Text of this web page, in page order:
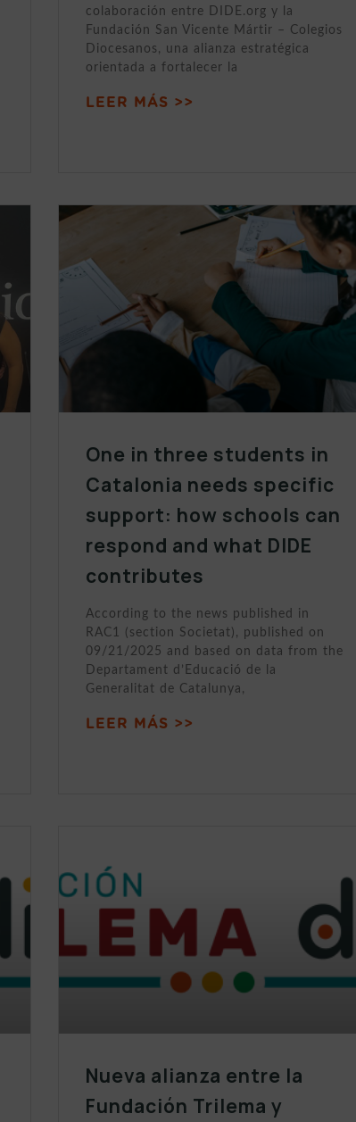
colaboración entre DIDE.org y la
Fundación San Vicente Mártir – Colegios
Diocesanos, una alianza estratégica
orientada a fortalecer la
LEER MÁS >>
One in three students in
Catalonia needs specific
support: how schools can
respond and what DIDE
contributes
According to the news published in
RAC1 (section Societat), published on
09/21/2025 and based on data from the
Departament d’Educació de la
Generalitat de Catalunya,
LEER MÁS >>
Nueva alianza entre la
Fundación Trilema y